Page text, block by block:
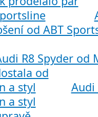
od ABT
R8 Spyder od
Audi
a styl